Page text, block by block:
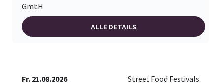
GmbH
ALLE DETAILS
Fr. 21.08.2026 Street Food Festivals